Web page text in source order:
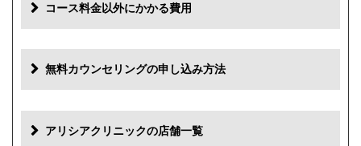
コース料金以外にかかる費用
初診料 0円
再診料 0円
無料カウンセリングの申し込み方法
アリシアクリニックの店舗一覧